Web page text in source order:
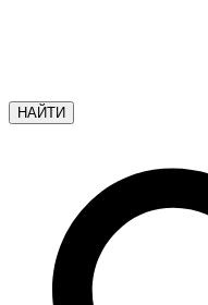
НАЙТИ